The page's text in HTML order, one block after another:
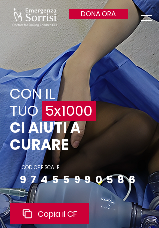
DONA ORA
CON IL
TUO 5x1000
CI AIUTI A
CURARE
CODICE FISCALE
97455990586
Copia il CF